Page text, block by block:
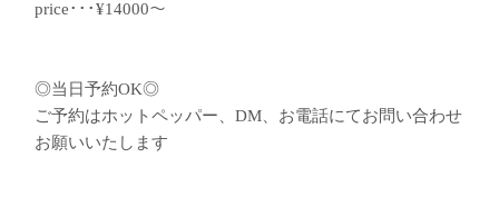
price･･･¥14000〜
◎当日予約OK◎
ご予約はホットペッパー、DM、お電話にてお問い合わせ
お願いいたします